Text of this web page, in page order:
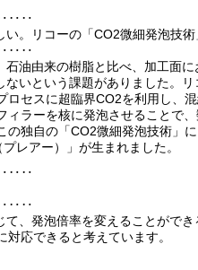
。リコーの「CO2微細発泡技術
油由来の樹脂と比べ、加工面
いという課題がありました。
ロセスに超臨界CO2を利用し、
ィラーを核に発泡させることで
の独自の「CO2微細発泡技術」
レアー）」が生まれました。
、発泡倍率を変えることができ
応できると考えています。